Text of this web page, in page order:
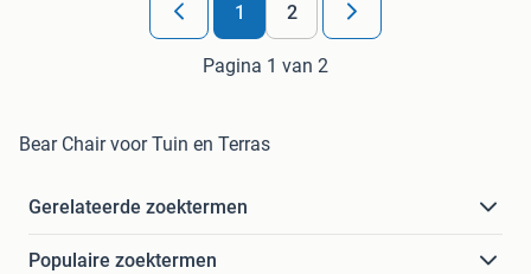
1 2
Pagina 1 van 2
Bear Chair voor Tuin en Terras
Gerelateerde zoektermen
Populaire zoektermen